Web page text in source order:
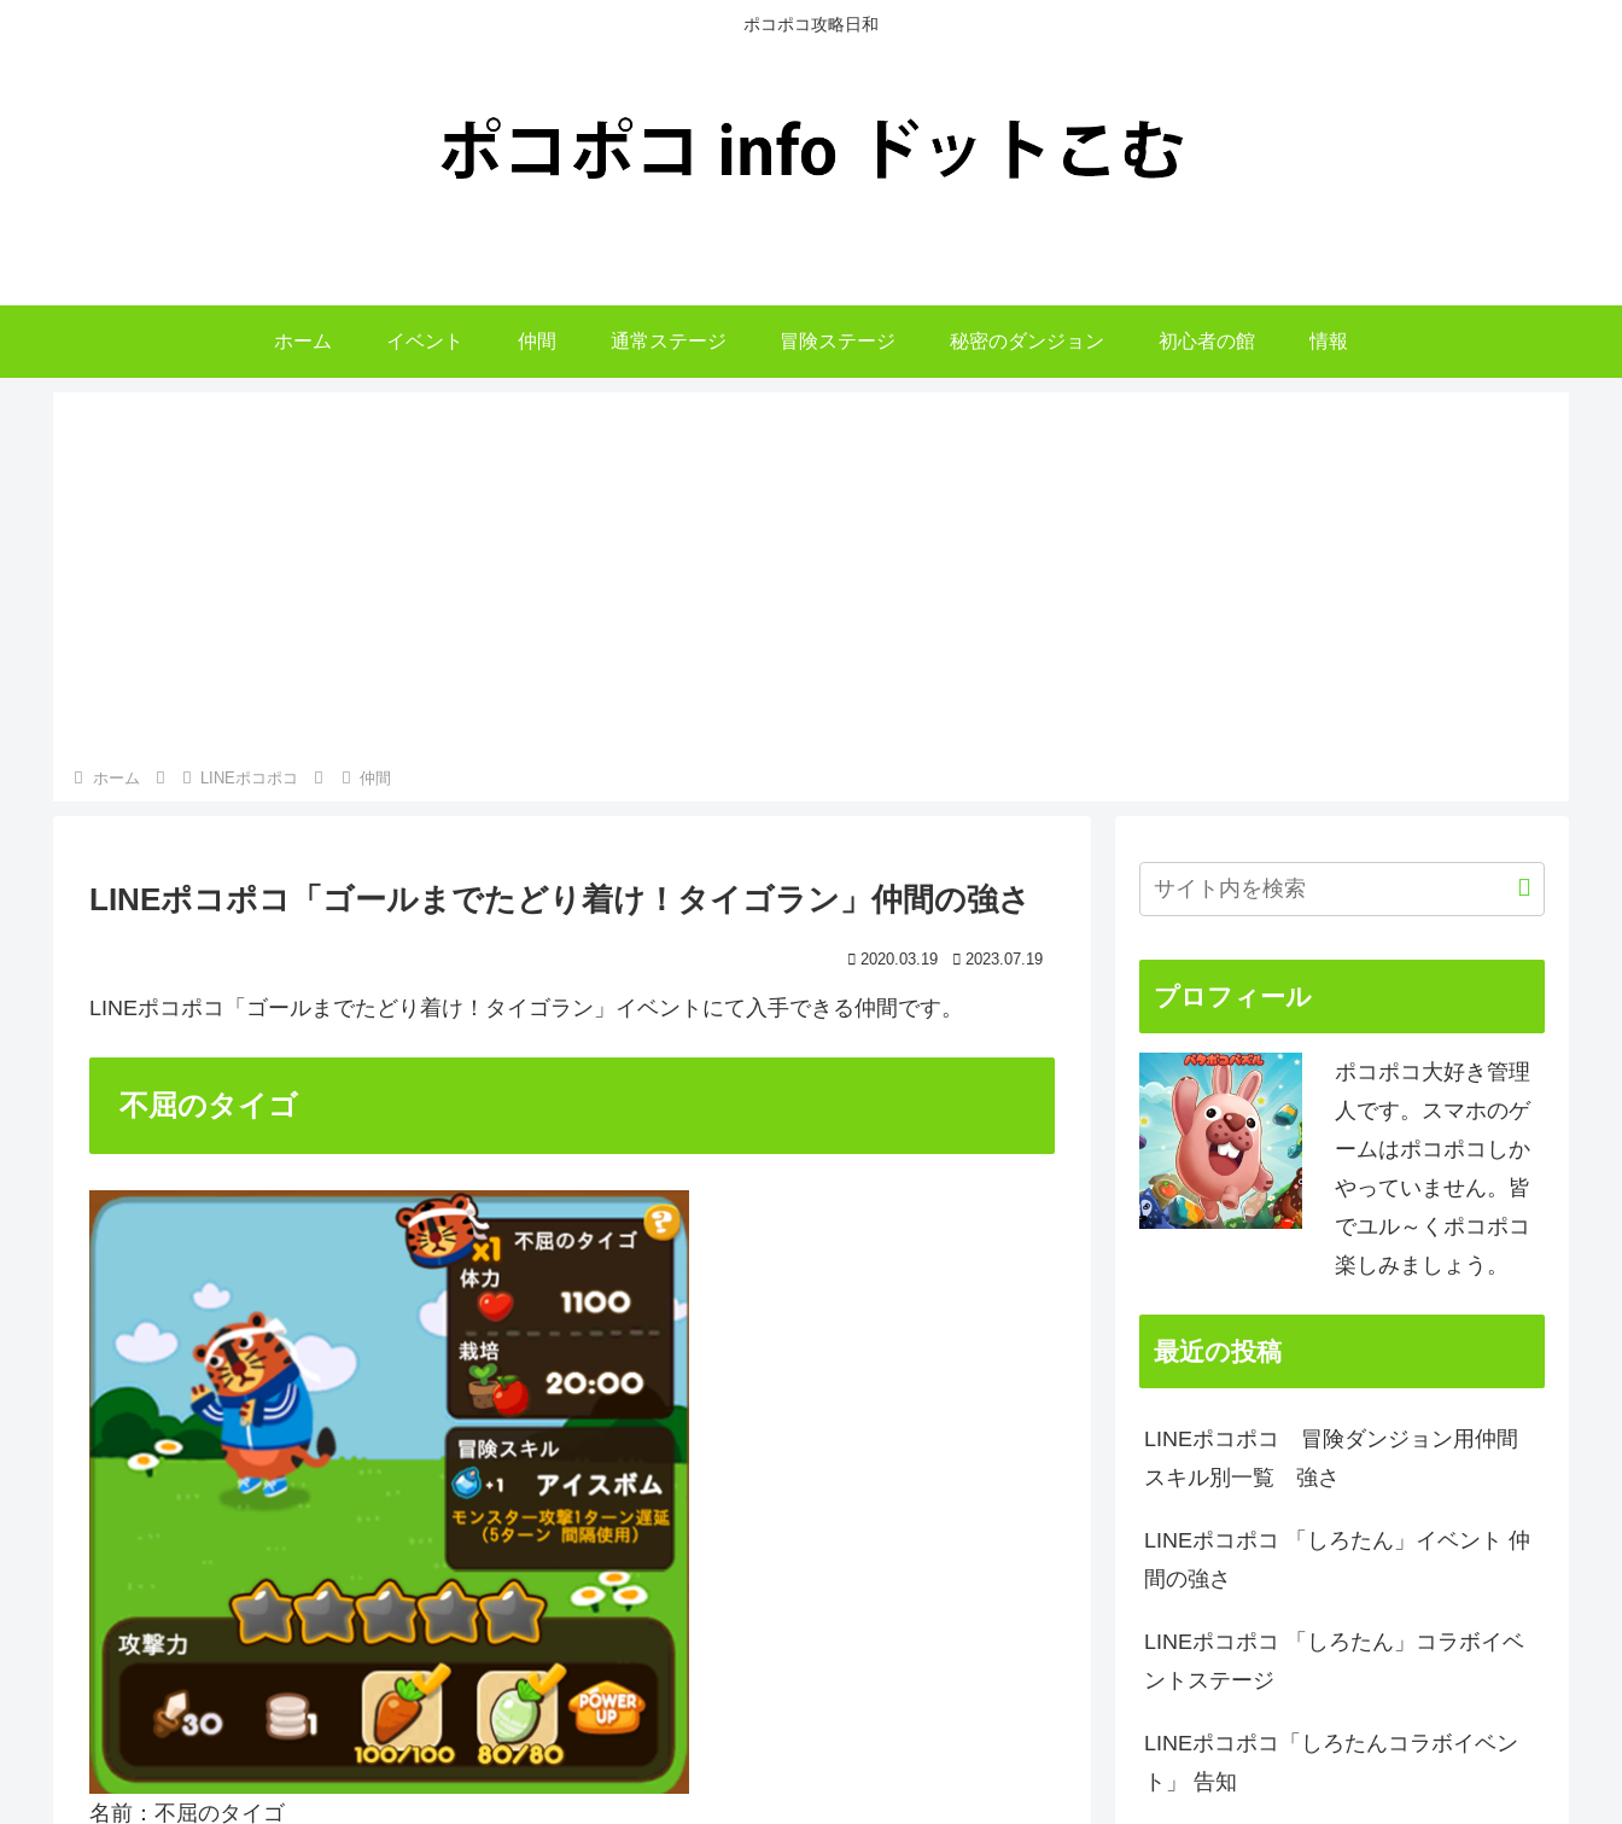
ポコポコ攻略日和
ホーム イベント 仲間 通常ステージ 冒険ステージ 秘密のダンジョン 初心者の館 情報
ホーム LINEポコポコ 仲間
LINEポコポコ「ゴールまでたどり着け！タイゴラン」仲間の強さ
2020.03.19 2023.07.19
LINEポコポコ「ゴールまでたどり着け！タイゴラン」イベントにて入手できる仲間です。
不屈のタイゴ
名前：不屈のタイゴ
プロフィール
ポコポコ大好き管理
人です。スマホのゲ
ームはポコポコしか
やっていません。皆
でユル～くポコポコ
楽しみましょう。
最近の投稿
LINEポコポコ 冒険ダンジョン用仲間
スキル別一覧 強さ
LINEポコポコ 「しろたん」イベント 仲
間の強さ
LINEポコポコ 「しろたん」コラボイベ
ントステージ
LINEポコポコ「しろたんコラボイベン
ト」 告知